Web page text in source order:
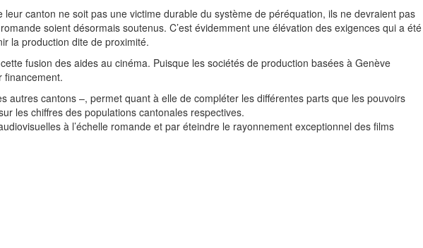
canton ne soit pas une victime durable du système de péréquation, ils ne devraient pas
soient désormais soutenus. C’est évidemment une élévation des exigences qui a été
la production dite de proximité.
fusion des aides au cinéma. Puisque les sociétés de production basées à Genève
financement.
cantons –, permet quant à elle de compléter les différentes parts que les pouvoirs
les chiffres des populations cantonales respectives.
à l’échelle romande et par éteindre le rayonnement exceptionnel des films